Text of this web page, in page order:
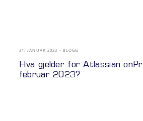
31. JANUAR 2023 BLOGG
Hva gjelder for Atlassian
februar 2023?